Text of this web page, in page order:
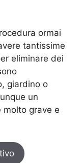
ormai
tantissime
eliminare dei
giardino o
un
grave e